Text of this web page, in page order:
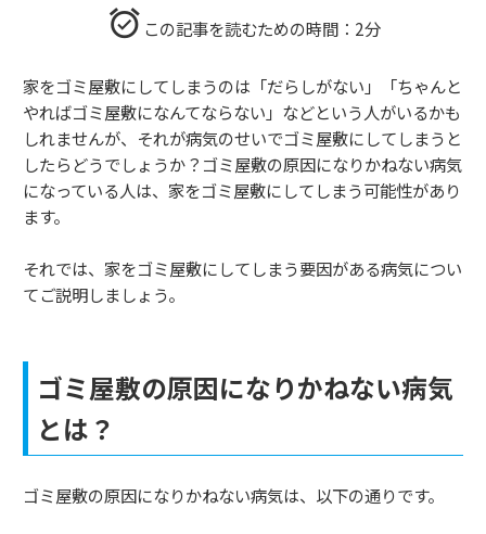
この記事を読むための時間：2分
家をゴミ屋敷にしてしまうのは「だらしがない」「ちゃんと
やればゴミ屋敷になんてならない」などという人がいるかも
しれませんが、それが病気のせいでゴミ屋敷にしてしまうと
したらどうでしょうか？ゴミ屋敷の原因になりかねない病気
になっている人は、家をゴミ屋敷にしてしまう可能性があり
ます。
それでは、家をゴミ屋敷にしてしまう要因がある病気につい
てご説明しましょう。
ゴミ屋敷の原因になりかねない病気
とは？
ゴミ屋敷の原因になりかねない病気は、以下の通りです。